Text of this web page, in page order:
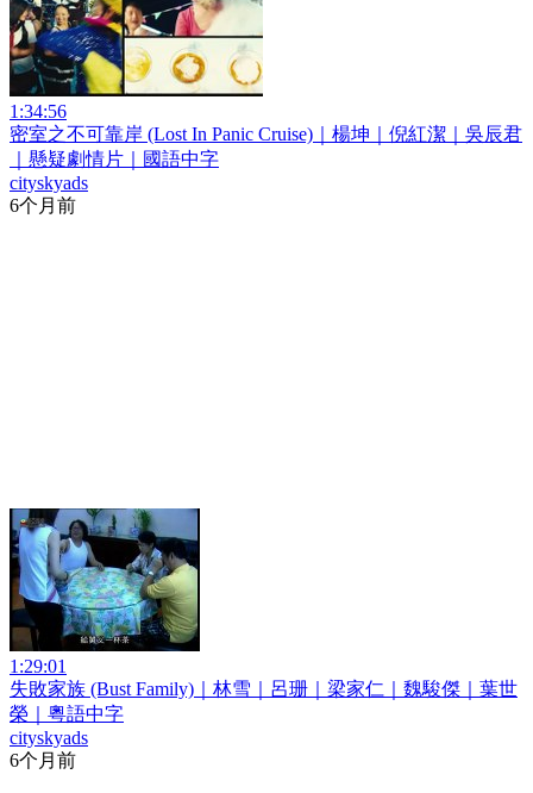
1:34:56
密室之不可靠岸 (Lost In Panic Cruise)｜楊坤｜倪紅潔｜吳辰君
｜懸疑劇情片｜國語中字
cityskyads
6个月前
1:29:01
失敗家族 (Bust Family)｜林雪｜呂珊｜梁家仁｜魏駿傑｜葉世
榮｜粵語中字
cityskyads
6个月前